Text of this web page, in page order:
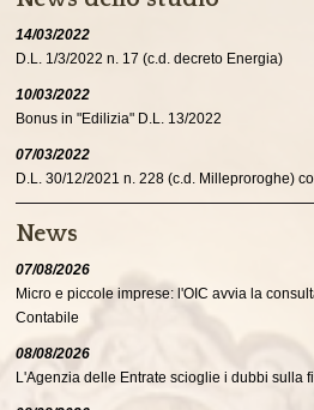
14/03/2022
D.L. 1/3/2022 n. 17 (c.d. decreto Energia)
10/03/2022
Bonus in "Edilizia" D.L. 13/2022
07/03/2022
D.L. 30/12/2021 n. 228 (c.d. Milleproroghe)
News
07/08/2026
Micro e piccole imprese: l'OIC avvia la
Contabile
08/08/2026
L'Agenzia delle Entrate scioglie i dubbi sulla